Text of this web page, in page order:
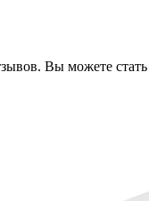
Вы можете